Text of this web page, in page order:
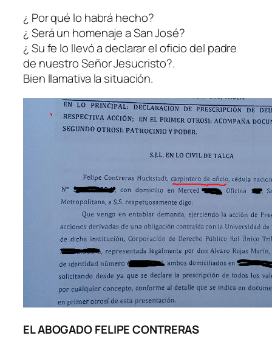
¿ Por qué lo habrá hecho?
¿ Será un homenaje a San José?
¿ Su fe lo llevó a declarar el oficio del padre
de nuestro Señor Jesucristo?.
Bien llamativa la situación.
EL ABOGADO FELIPE CONTRERAS